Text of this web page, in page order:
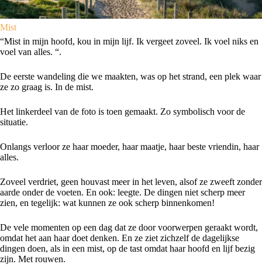
Mist
“Mist in mijn hoofd, kou in mijn lijf. Ik vergeet zoveel. Ik voel niks en
voel van alles. “.
De eerste wandeling die we maakten, was op het strand, een plek waar
ze zo graag is. In de mist.
Het linkerdeel van de foto is toen gemaakt. Zo symbolisch voor de
situatie.
Onlangs verloor ze haar moeder, haar maatje, haar beste vriendin, haar
alles.
Zoveel verdriet, geen houvast meer in het leven, alsof ze zweeft zonder
aarde onder de voeten. En ook: leegte. De dingen niet scherp meer
zien, en tegelijk: wat kunnen ze ook scherp binnenkomen!
De vele momenten op een dag dat ze door voorwerpen geraakt wordt,
omdat het aan haar doet denken. En ze ziet zichzelf de dagelijkse
dingen doen, als in een mist, op de tast omdat haar hoofd en lijf bezig
zijn. Met rouwen.